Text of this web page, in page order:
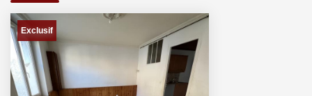
Exclusif